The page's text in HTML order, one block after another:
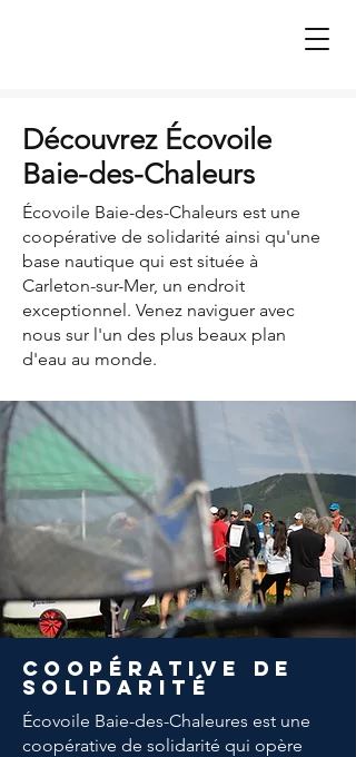
Découvrez Écovoile
Baie-des-Chaleurs
Écovoile Baie-des-Chaleurs est une
coopérative de solidarité ainsi qu'une
base nautique qui est située à
Carleton-sur-Mer, un endroit
exceptionnel. Venez naviguer avec
nous sur l'un des plus beaux plan
d'eau au monde.
coopérative de
solidarité
Écovoile Baie-des-Chaleures est une
coopérative de solidarité qui opère